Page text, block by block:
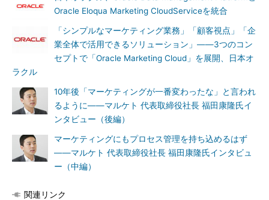
Oracle Eloqua Marketing CloudServiceを統合
「シンプルなマーケティング業務」「顧客視点」「企
業全体で活用できるソリューション」――3つのコン
セプトで「Oracle Marketing Cloud」を展開、日本オ
ラクル
10年後「マーケティングが一番変わったな」と言われ
るように――マルケト 代表取締役社長 福田康隆氏イ
ンタビュー（後編）
マーケティングにもプロセス管理を持ち込めるはず
――マルケト 代表取締役社長 福田康隆氏インタビュ
ー（中編）
関連リンク